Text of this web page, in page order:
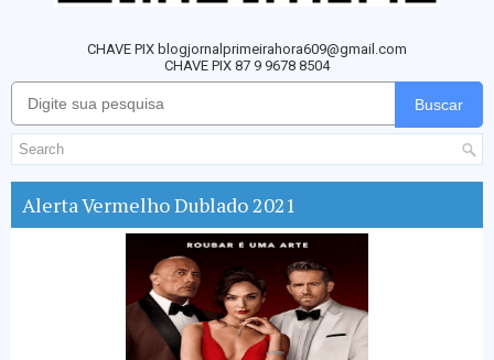
CHAVE PIX blogjornalprimeirahora609@gmail.com
CHAVE PIX 87 9 9678 8504
Buscar
Alerta Vermelho Dublado 2021